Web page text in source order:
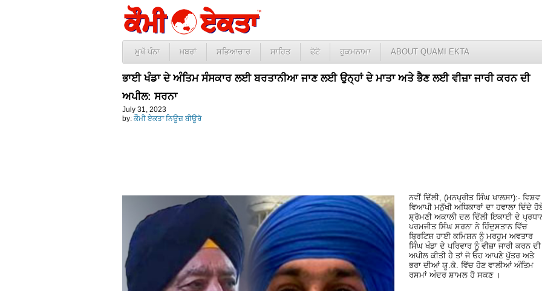
ਮੁਖੱ ਪੰਨਾ ਖ਼ਬਰਾਂ ਸਭਿਆਚਾਰ ਸਾਹਿਤ ਫੋਟੋ ਹੁਕਮਨਾਮਾ ABOUT QUAMI EKTA
ਭਾਈ ਖੰਡਾ ਦੇ ਅੰਤਿਮ ਸੰਸਕਾਰ ਲਈ ਬਰਤਾਨੀਆ ਜਾਣ ਲਈ ਉਨ੍ਹਾਂ ਦੇ ਮਾਤਾ ਅਤੇ ਭੈਣ ਲਈ ਵੀਜ਼ਾ ਜਾਰੀ ਕਰਨ ਦੀ
ਅਪੀਲ: ਸਰਨਾ
July 31, 2023
by: ਕੌਮੀ ਏਕਤਾ ਨਿਊਜ਼ ਬੀਊਰੋ
ਨਵੀਂ ਦਿੱਲੀ, (ਮਨਪ੍ਰੀਤ ਸਿੰਘ ਖਾਲਸਾ):- ਵਿਸ਼ਵ
ਵਿਆਪੀ ਮਨੁੱਖੀ ਅਧਿਕਾਰਾਂ ਦਾ ਹਵਾਲਾ ਦਿੰਦੇ
ਸ਼੍ਰੋਮਣੀ ਅਕਾਲੀ ਦਲ ਦਿੱਲੀ ਇਕਾਈ ਦੇ
ਪਰਮਜੀਤ ਸਿੰਘ ਸਰਨਾ ਨੇ ਹਿੰਦੁਸਤਾਨ ਵਿੱਚ
ਬ੍ਰਿਟਿਸ਼ ਹਾਈ ਕਮਿਸ਼ਨ ਨੂੰ ਮਰਹੂਮ ਅਵਤਾਰ
ਸਿੰਘ ਖੰਡਾ ਦੇ ਪਰਿਵਾਰ ਨੂੰ ਵੀਜ਼ਾ ਜਾਰੀ ਕਰਨ ਦੀ
ਅਪੀਲ ਕੀਤੀ ਹੈ ਤਾਂ ਜੋ ਓਹ ਆਪਣੇ ਪੁੱਤਰ ਅਤੇ
ਭਰਾ ਦੀਆਂ ਯੂ.ਕੇ. ਵਿੱਚ ਹੋਣ ਵਾਲੀਆਂ ਅੰਤਿਮ
ਰਸਮਾਂ ਅੰਦਰ ਸ਼ਾਮਲ ਹੋ ਸਕਣ ।